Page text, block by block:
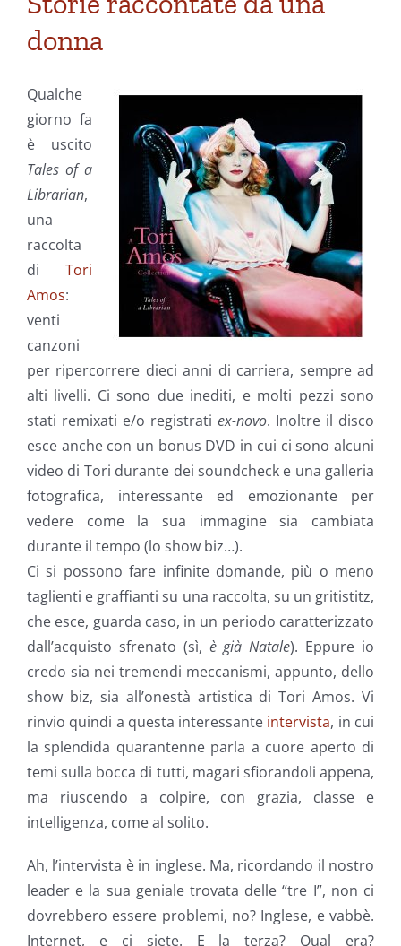
donna
Qualche
giorno fa
è uscito
Tales of a
Librarian,
una
raccolta
di Tori
Amos:
venti
canzoni
per ripercorrere dieci anni di carriera, sempre ad
alti livelli. Ci sono due inediti, e molti pezzi sono
stati remixati e/o registrati ex-novo. Inoltre il disco
esce anche con un bonus DVD in cui ci sono alcuni
video di Tori durante dei soundcheck e una galleria
fotografica, interessante ed emozionante per
vedere come la sua immagine sia cambiata
durante il tempo (lo show biz…).
Ci si possono fare infinite domande, più o meno
taglienti e graffianti su una raccolta, su un gritistitz,
che esce, guarda caso, in un periodo caratterizzato
dall’acquisto sfrenato (sì, è già Natale). Eppure io
credo sia nei tremendi meccanismi, appunto, dello
show biz, sia all’onestà artistica di Tori Amos. Vi
rinvio quindi a questa interessante intervista, in cui
la splendida quarantenne parla a cuore aperto di
temi sulla bocca di tutti, magari sfiorandoli appena,
ma riuscendo a colpire, con grazia, classe e
intelligenza, come al solito.
Ah, l’intervista è in inglese. Ma, ricordando il nostro
leader e la sua geniale trovata delle “tre I”, non ci
dovrebbero essere problemi, no? Inglese, e vabbè.
Internet, e ci siete. E la terza? Qual era?